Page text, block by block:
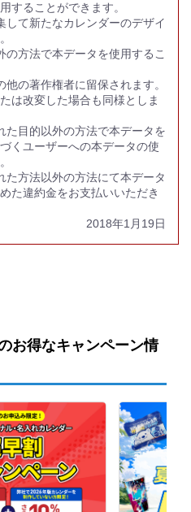
することができます。
して新たなカレンダーのデザイ
方法で本データを使用するこ
の著作権者に留保されます。
は改変した場合も同様としま
た目的以外の方法で本データを
くユーザーへの本データの使
た方法以外の方法にて本データ
た違約金をお支払いいただき
2018年1月19日
お得なキャンペーン情